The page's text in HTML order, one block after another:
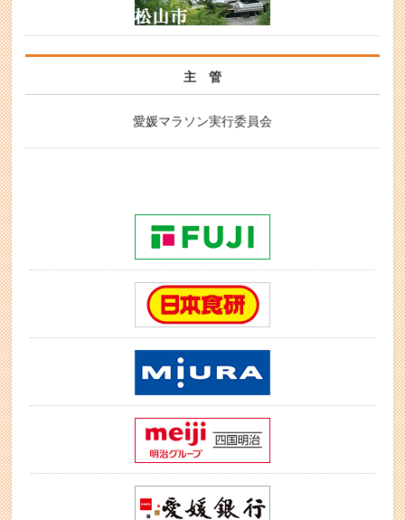
主 管
愛媛マラソン実行委員会